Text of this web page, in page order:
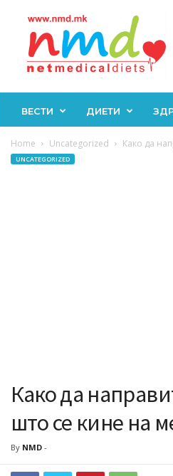
ВЕСТИ ДИЕТИ
Home Uncategorized Како да
UNCATEGORIZED
Како да
што се кине на
By NMD-